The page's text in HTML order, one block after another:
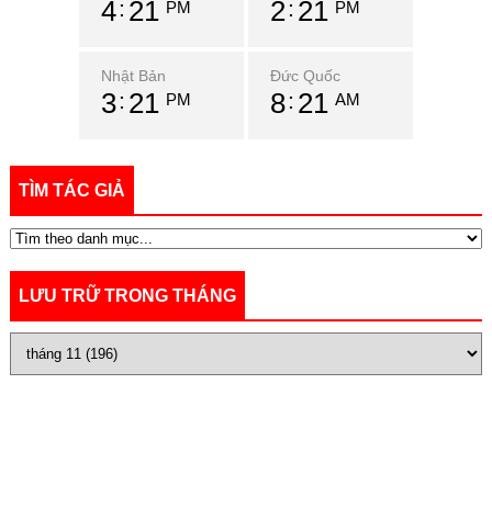
4 21 PM 2 21 PM
Nhật Bản
3 21 PM
Đức Quốc
8 21 AM
TÌM TÁC GIẢ
LƯU TRỮ TRONG THÁNG